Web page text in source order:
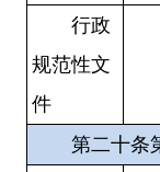
行政
规范性文
件
第二十条